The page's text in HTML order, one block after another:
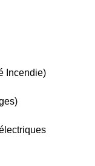
Incendie)